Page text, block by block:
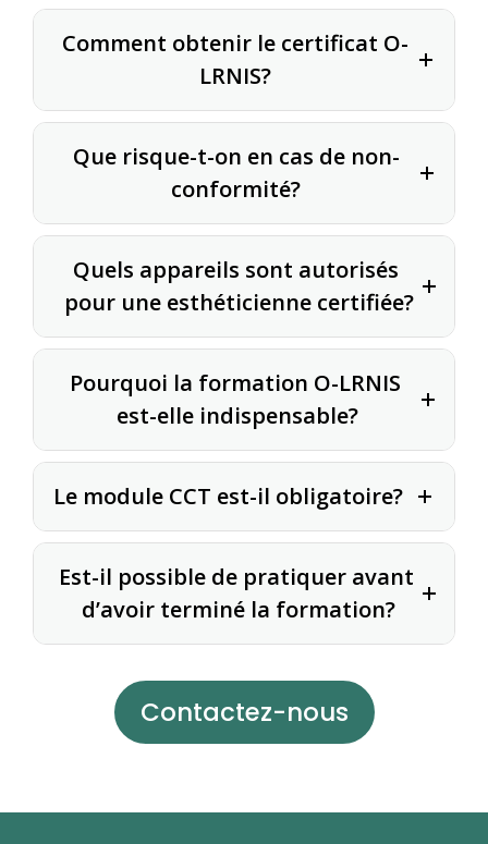
Comment obtenir le certificat O-
LRNIS?
Que risque-t-on en cas de non-
conformité?
Quels appareils sont autorisés
pour une esthéticienne certifiée?
Pourquoi la formation O-LRNIS
est-elle indispensable?
Le module CCT est-il obligatoire?
Est-il possible de pratiquer avant
d’avoir terminé la formation?
Contactez-nous